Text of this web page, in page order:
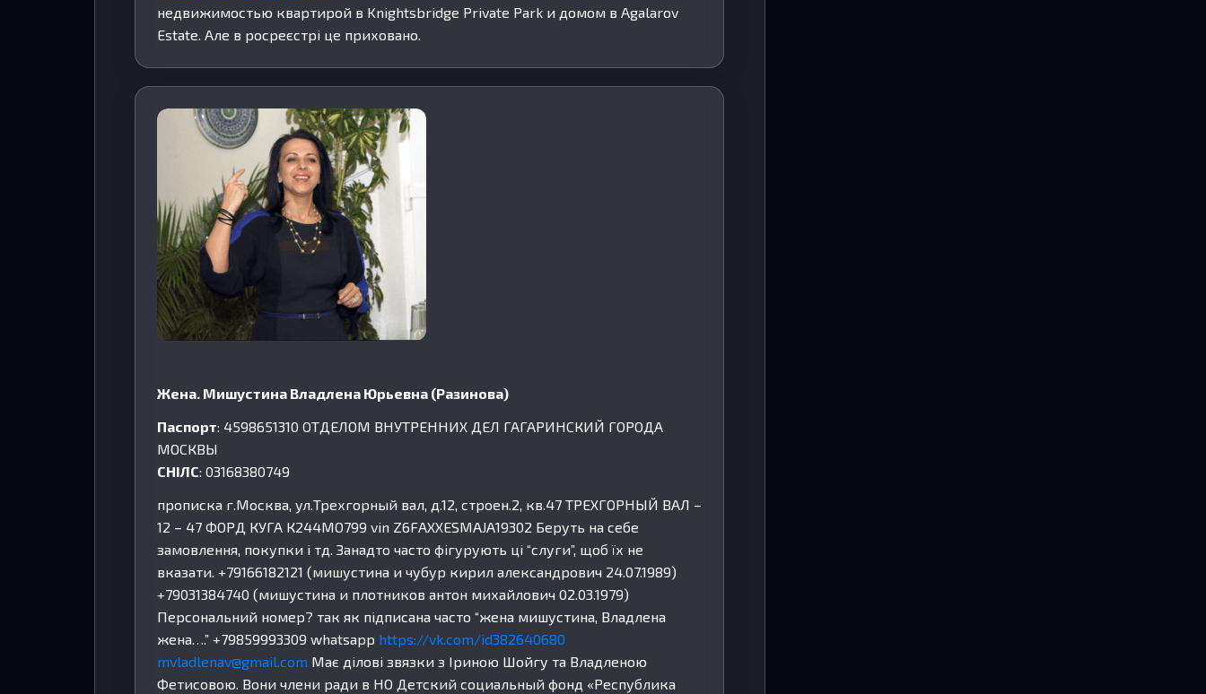
недвижимостью квартирой в Knightsbridge Private Park и домом в Agalarov
Estate. Але в росреєстрі це приховано.
Жена. Мишустина Владлена Юрьевна (Разинова)
Паспорт: 4598651310 ОТДЕЛОМ ВНУТРЕННИХ ДЕЛ ГАГАРИНСКИЙ ГОРОДА
МОСКВЫ
СНІЛС: 03168380749
прописка г.Москва, ул.Трехгорный вал, д.12, строен.2, кв.47 ТРЕХГОРНЫЙ ВАЛ –
12 – 47 ФОРД КУГА К244МО799 vin Z6FАХХЕSМАJА19302 Беруть на себе
замовлення, покупки і тд. Занадто часто фігурують ці “слуги”, щоб їх не
вказати. +79166182121 (мишустина и чубур кирил александрович 24.07.1989)
+79031384740 (мишустина и плотников антон михайлович 02.03.1979)
Персональний номер? так як підписана часто “жена мишустина, Владлена
жена….” +79859993309 whatsapp https://vk.com/id382640680
mvladlenav@gmail.com Має ділові звязки з Іриною Шойгу та Владленою
Фетисовою. Вони члени ради в НО Детский социальный фонд «Республика